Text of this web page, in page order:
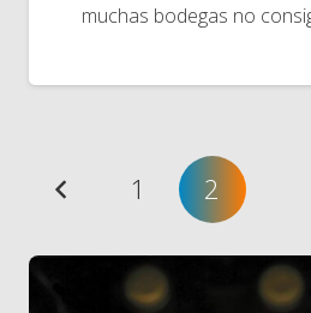
muchas bodegas no
1 2